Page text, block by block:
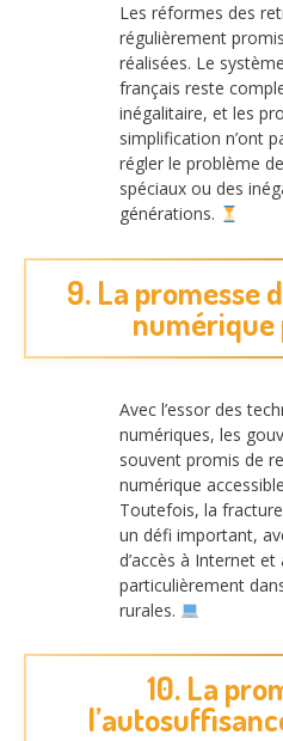
Les réformes des
régulièrement
réalisées. Le
français reste
inégalitaire, et les
simplification n’ont
régler le problème
spéciaux ou des
générations.
9. La promesse
numérique
Avec l’essor des
numériques, les
souvent promis de
numérique
Toutefois, la
un défi important,
d’accès à Internet
particulièrement
rurales.
10. La